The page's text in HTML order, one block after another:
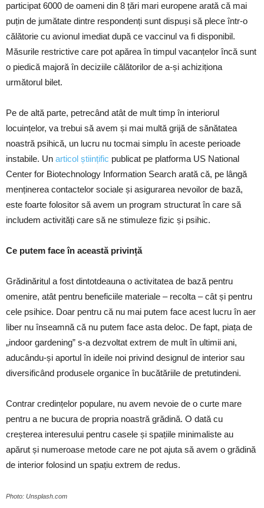
participat 6000 de oameni din 8 țări mari europene arată că mai
puțin de jumătate dintre respondenți sunt dispuși să plece într-o
călătorie cu avionul imediat după ce vaccinul va fi disponibil.
Măsurile restrictive care pot apărea în timpul vacanțelor încă sunt
o piedică majoră în deciziile călătorilor de a-și achiziționa
următorul bilet.
Pe de altă parte, petrecând atât de mult timp în interiorul
locuințelor, va trebui să avem și mai multă grijă de sănătatea
noastră psihică, un lucru nu tocmai simplu în aceste perioade
instabile. Un articol științific publicat pe platforma US National
Center for Biotechnology Information Search arată că, pe lângă
menținerea contactelor sociale și asigurarea nevoilor de bază,
este foarte folositor să avem un program structurat în care să
includem activități care să ne stimuleze fizic și psihic.
Ce putem face în această privință
Grădinăritul a fost dintotdeauna o activitatea de bază pentru
omenire, atât pentru beneficiile materiale – recolta – cât și pentru
cele psihice. Doar pentru că nu mai putem face acest lucru în aer
liber nu înseamnă că nu putem face asta deloc. De fapt, piața de
„indoor gardening” s-a dezvoltat extrem de mult în ultimii ani,
aducându-și aportul în ideile noi privind designul de interior sau
diversificând produsele organice în bucătăriile de pretutindeni.
Contrar credințelor populare, nu avem nevoie de o curte mare
pentru a ne bucura de propria noastră grădină. O dată cu
creșterea interesului pentru casele și spațiile minimaliste au
apărut și numeroase metode care ne pot ajuta să avem o grădină
de interior folosind un spațiu extrem de redus.
Photo: Unsplash.com